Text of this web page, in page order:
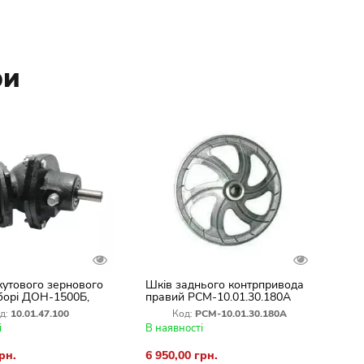
зернового
ДОН-1500Б,
10.01.47.100
Шків заднього контрпривода
правий РСМ-10.01.30.180А
алюміній ДОН-1500,ВЕКТОР
Код: РСМ-10.01.30.180А
В наявності
6 950,00 грн.